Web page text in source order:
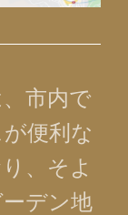
市内で
便利な
、そよ
デン地